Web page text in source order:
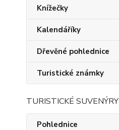
Knížečky
Kalendáříky
Dřevěné pohlednice
Turistické známky
TURISTICKÉ SUVENÝRY
Pohlednice